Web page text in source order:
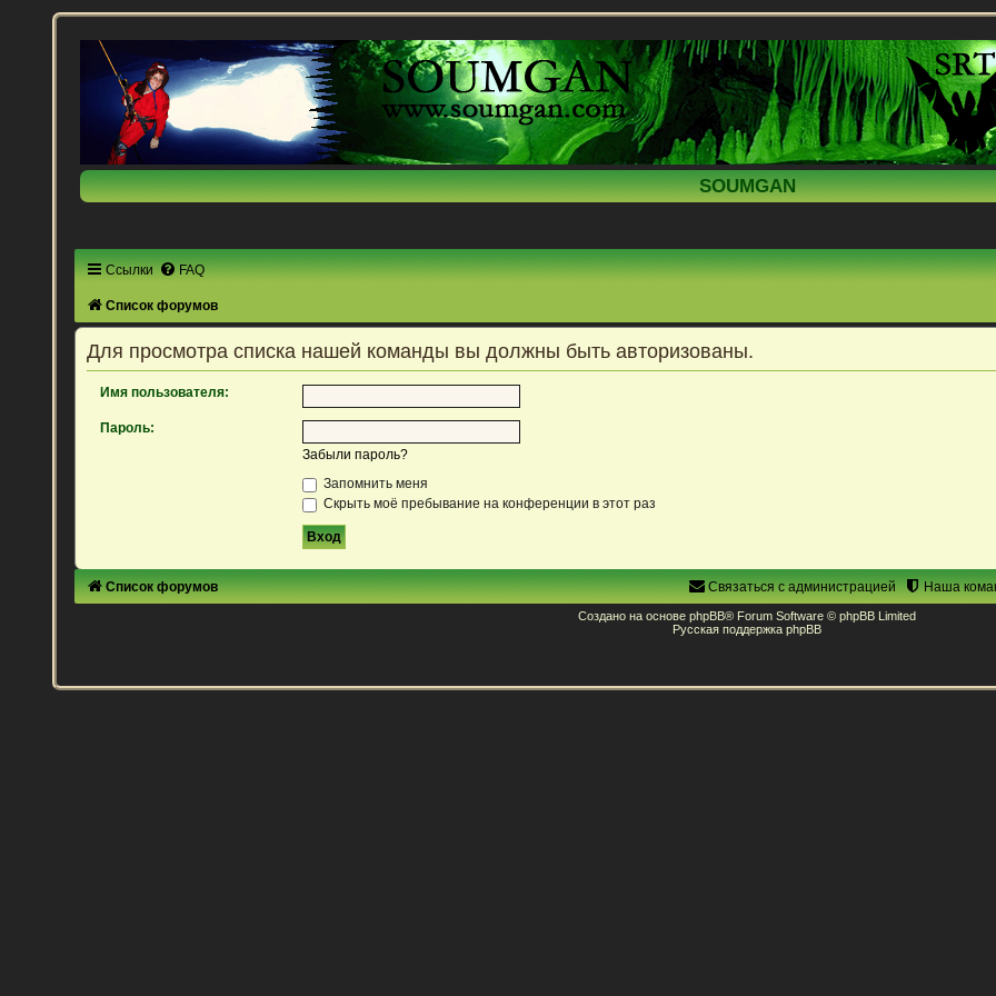
SOUMGAN
Ссылки FAQ
Список форумов
Для просмотра списка нашей команды вы должны быть авторизованы.
Имя пользователя:
Пароль:
Забыли пароль?
Запомнить меня
Скрыть моё пребывание на конференции в этот раз
Список форумов Наша
Связаться с администрацией
Создано на основе phpBB® Forum Software © phpBB Limited
Русская поддержка phpBB